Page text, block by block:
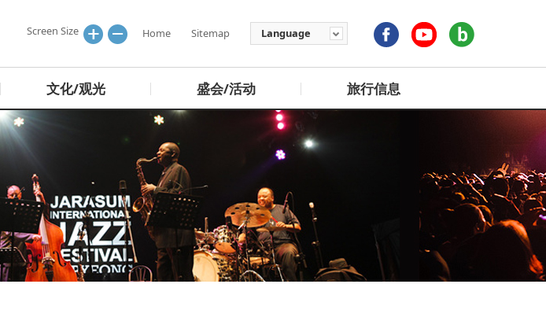
Screen Size Home Sitemap Language
文化/观光 盛会/活动 旅行信息